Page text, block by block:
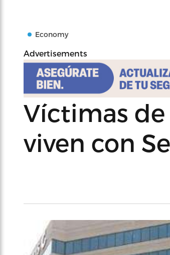
Economy
Advertisements
Víctimas de
viven con